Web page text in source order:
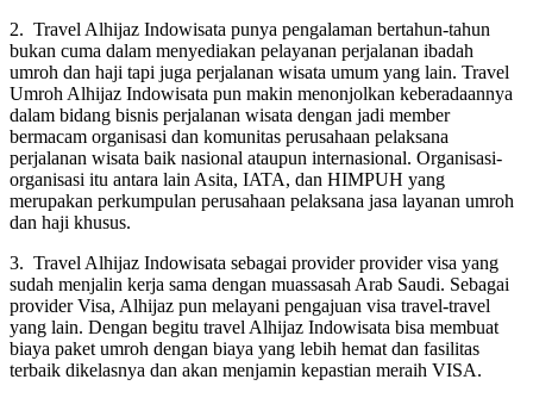
2. Travel Alhijaz Indowisata punya pengalaman bertahun-tahun
bukan cuma dalam menyediakan pelayanan perjalanan ibadah
umroh dan haji tapi juga perjalanan wisata umum yang lain. Travel
Umroh Alhijaz Indowisata pun makin menonjolkan keberadaannya
dalam bidang bisnis perjalanan wisata dengan jadi member
bermacam organisasi dan komunitas perusahaan pelaksana
perjalanan wisata baik nasional ataupun internasional. Organisasi-
organisasi itu antara lain Asita, IATA, dan HIMPUH yang
merupakan perkumpulan perusahaan pelaksana jasa layanan umroh
dan haji khusus.
3. Travel Alhijaz Indowisata sebagai provider provider visa yang
sudah menjalin kerja sama dengan muassasah Arab Saudi. Sebagai
provider Visa, Alhijaz pun melayani pengajuan visa travel-travel
yang lain. Dengan begitu travel Alhijaz Indowisata bisa membuat
biaya paket umroh dengan biaya yang lebih hemat dan fasilitas
terbaik dikelasnya dan akan menjamin kepastian meraih VISA.